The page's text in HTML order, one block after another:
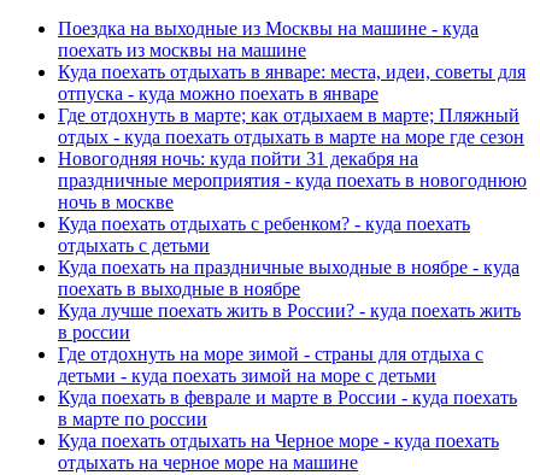
Поездка на выходные из Москвы на машине - куда
поехать из москвы на машине
Куда поехать отдыхать в январе: места, идеи, советы для
отпуска - куда можно поехать в январе
Где отдохнуть в марте; как отдыхаем в марте; Пляжный
отдых - куда поехать отдыхать в марте на море где сезон
Новогодняя ночь: куда пойти 31 декабря на
праздничные мероприятия - куда поехать в новогоднюю
ночь в москве
Куда поехать отдыхать с ребенком? - куда поехать
отдыхать с детьми
Куда поехать на праздничные выходные в ноябре - куда
поехать в выходные в ноябре
Куда лучше поехать жить в России? - куда поехать жить
в россии
Где отдохнуть на море зимой - страны для отдыха с
детьми - куда поехать зимой на море с детьми
Куда поехать в феврале и марте в России - куда поехать
в марте по россии
Куда поехать отдыхать на Черное море - куда поехать
отдыхать на черное море на машине